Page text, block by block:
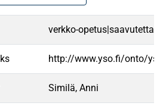
verkko-
http://www.yso.fi/onto/
Similä, Anni